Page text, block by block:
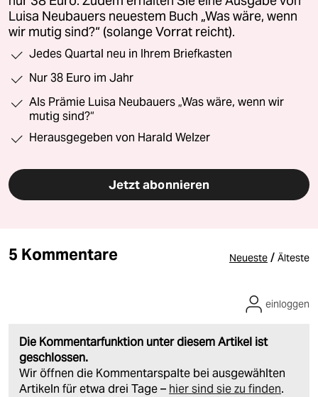
Luisa Neubauers neuestem Buch „Was wäre, wenn
wir mutig sind?“ (solange Vorrat reicht).
Jedes Quartal neu in Ihrem Briefkasten
Nur 38 Euro im Jahr
Als Prämie Luisa Neubauers „Was wäre, wenn wir
mutig sind?“
Herausgegeben von Harald Welzer
Jetzt abonnieren
5 Kommentare Neueste / Älteste
Die Kommentarfunktion unter diesem Artikel ist
geschlossen.
Wir öffnen die Kommentarspalte bei ausgewählten
Artikeln für etwa drei Tage – hier sind sie zu finden.
einloggen